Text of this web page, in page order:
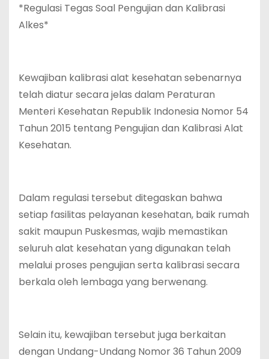
*Regulasi Tegas Soal Pengujian dan Kalibrasi
Alkes*
Kewajiban kalibrasi alat kesehatan sebenarnya
telah diatur secara jelas dalam Peraturan
Menteri Kesehatan Republik Indonesia Nomor 54
Tahun 2015 tentang Pengujian dan Kalibrasi Alat
Kesehatan.
Dalam regulasi tersebut ditegaskan bahwa
setiap fasilitas pelayanan kesehatan, baik rumah
sakit maupun Puskesmas, wajib memastikan
seluruh alat kesehatan yang digunakan telah
melalui proses pengujian serta kalibrasi secara
berkala oleh lembaga yang berwenang.
Selain itu, kewajiban tersebut juga berkaitan
dengan Undang-Undang Nomor 36 Tahun 2009